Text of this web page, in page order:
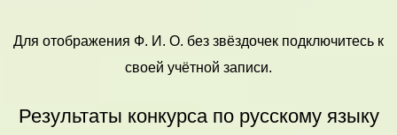
Для отображения Ф. И. О. без звёздочек подключитесь к
своей учётной записи.
Результаты конкурса по русскому языку